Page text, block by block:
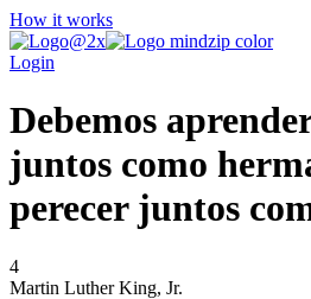
How it works
Login
Debemos
juntos como
perecer juntos
4
Martin Luther King, Jr.